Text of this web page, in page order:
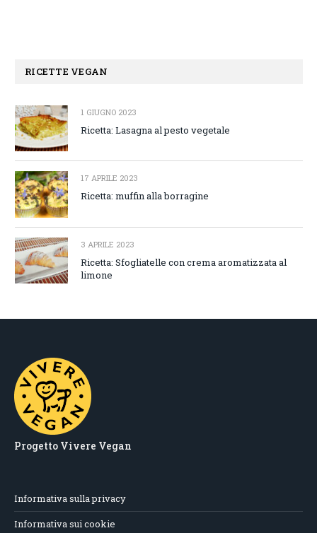
RICETTE VEGAN
1 GIUGNO 2023
Ricetta: Lasagna al pesto vegetale
17 APRILE 2023
Ricetta: muffin alla borragine
3 APRILE 2023
Ricetta: Sfogliatelle con crema aromatizzata al
limone
Progetto Vivere Vegan
Informativa sulla privacy
Informativa sui cookie